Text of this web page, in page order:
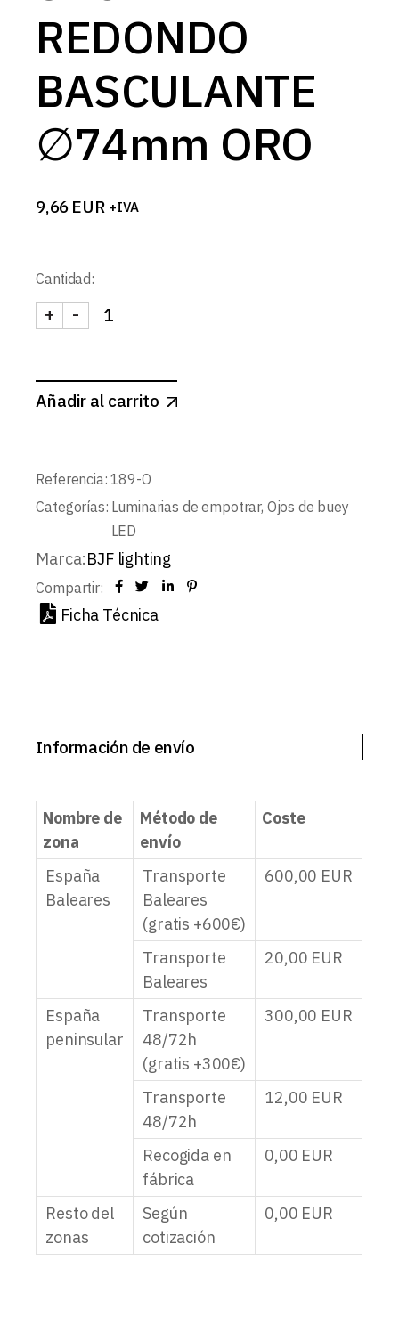
REDONDO
BASCULANTE
∅74mm ORO
9,66 EUR +IVA
Cantidad:
SPOT REDONDO BASCULANTE ∅74mm ORO
-
+
Añadir al carrito
Referencia: 189-O
Categorías: Luminarias de empotrar, Ojos de buey
LED
Marca:BJF lighting
Compartir:
Ficha Técnica
Información de envío
Nombre de
zona
Método de
envío
Coste
España
Baleares
Transporte
Baleares
(gratis +600€)
600,00 EUR
Transporte
Baleares
20,00 EUR
España
peninsular
Transporte
48/72h
(gratis +300€)
300,00 EUR
Transporte
48/72h
12,00 EUR
Recogida en
fábrica
0,00 EUR
Resto del
zonas
Según
cotización
0,00 EUR